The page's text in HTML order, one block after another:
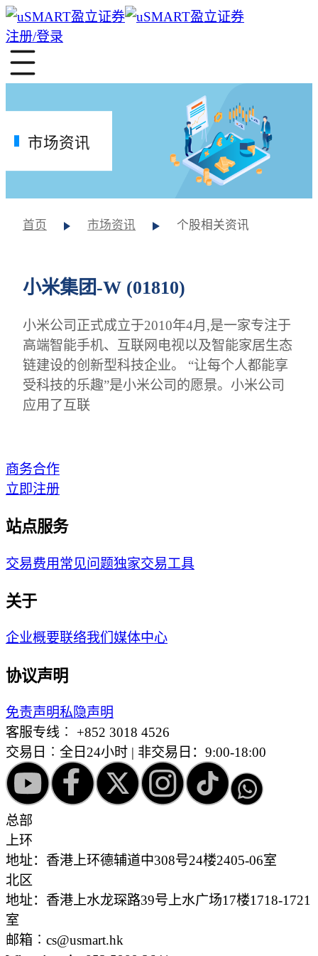
注册/登录
市场资讯
首页 市场资讯 个股相关资讯
小米集团-W (01810)
小米公司正式成立于2010年4月,是一家专注于
高端智能手机、互联网电视以及智能家居生态
链建设的创新型科技企业。 “让每个人都能享
受科技的乐趣”是小米公司的愿景。小米公司
应用了互联
商务合作
立即注册
站点服务
交易费用常见问题独家交易工具
关于
企业概要联络我们 媒体中心
协议声明
免责声明私隐声明
客服专线︰ +852 3018 4526
交易日︰全日24小时 | 非交易日：9:00-18:00
总部
上环
地址：香港上环德辅道中308号24楼2405-06室
北区
地址：香港上水龙琛路39号上水广场17楼1718-1721
室
邮箱︰cs@usmart.hk